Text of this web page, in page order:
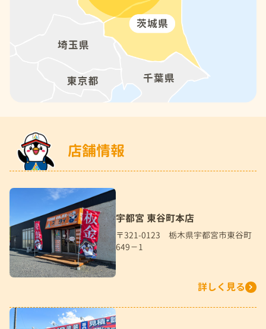
店舗情報
宇都宮 東谷町本店
〒321-0123 栃木県宇都宮市東谷町
649－1
詳しく見る